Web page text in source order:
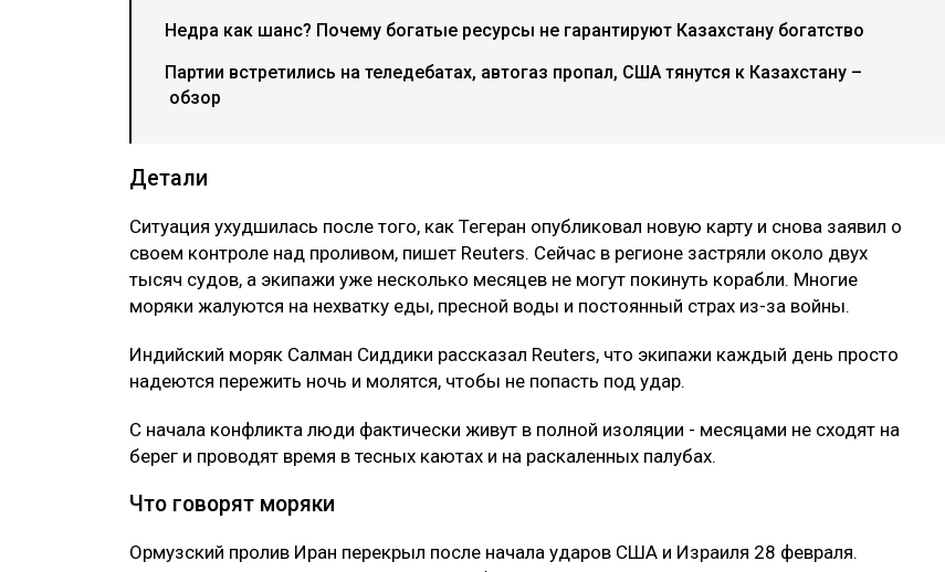
Недра как шанс? Почему богатые ресурсы не гарантируют Казахстану богатство
Партии встретились на теледебатах, автогаз пропал, США тянутся к Казахстану –
обзор
Детали
Ситуация ухудшилась после того, как Тегеран опубликовал новую карту и снова заявил о
своем контроле над проливом, пишет Reuters. Сейчас в регионе застряли около двух
тысяч судов, а экипажи уже несколько месяцев не могут покинуть корабли. Многие
моряки жалуются на нехватку еды, пресной воды и постоянный страх из-за войны.
Индийский моряк Салман Сиддики рассказал Reuters, что экипажи каждый день просто
надеются пережить ночь и молятся, чтобы не попасть под удар.
С начала конфликта люди фактически живут в полной изоляции - месяцами не сходят на
берег и проводят время в тесных каютах и на раскаленных палубах.
Что говорят моряки
Ормузский пролив Иран перекрыл после начала ударов США и Израиля 28 февраля.